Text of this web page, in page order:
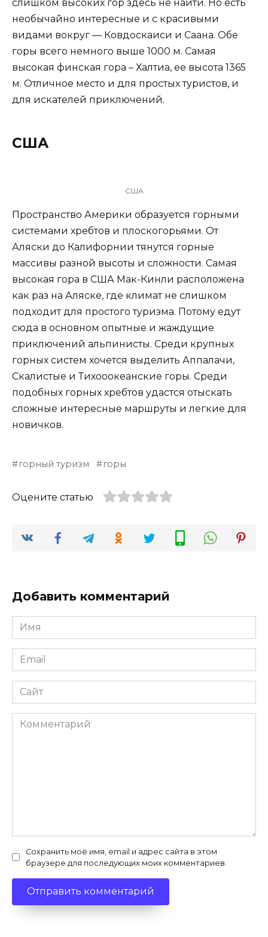
слишком высоких гор здесь не найти. Но есть
необычайно интересные и с красивыми
видами вокруг — Ковдоскаиси и Саана. Обе
горы всего немного выше 1000 м. Самая
высокая финская гора – Халтиа, ее высота 1365
м. Отличное место и для простых туристов, и
для искателей приключений.
США
США
Пространство Америки образуется горными
системами хребтов и плоскогорьями. От
Аляски до Калифорнии тянутся горные
массивы разной высоты и сложности. Самая
высокая гора в США Мак-Кинли расположена
как раз на Аляске, где климат не слишком
подходит для простого туризма. Потому едут
сюда в основном опытные и жаждущие
приключений альпинисты. Среди крупных
горных систем хочется выделить Аппалачи,
Скалистые и Тихооокеанские горы. Среди
подобных горных хребтов удастся отыскать
сложные интересные маршруты и легкие для
новичков.
горный туризм горы
Оцените статью
Добавить комментарий
Имя
*
Email
*
Сайт
Комментарий
Сохранить моё имя, email и адрес сайта в этом
браузере для последующих моих комментариев.